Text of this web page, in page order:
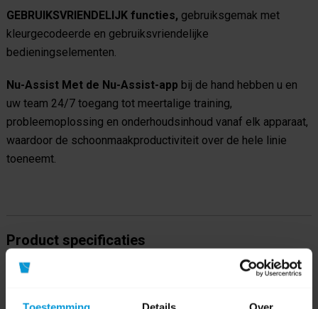
GEBRUIKSVRIENDELIJK functies, gebruiksgemak met
kleurgecodeerde en gebruiksvriendelijke
bedieningselementen.
Nu-Assist Met de Nu-Assist-app bij de hand hebben u en
uw team 24/7 toegang tot meertalige training,
probleemoplossing en onderhoudsinhoud vanaf elk apparaat,
waardoor de schoonmaakproductiviteit over de hele linie
toeneemt.
Product specificaties